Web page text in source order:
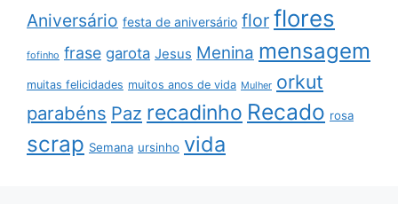
Aniversário festa de aniversário flor flores
fofinho frase garota Jesus Menina mensagem
muitas felicidades muitos anos de vida Mulher orkut
parabéns Paz recadinho Recado rosa
scrap Semana ursinho vida